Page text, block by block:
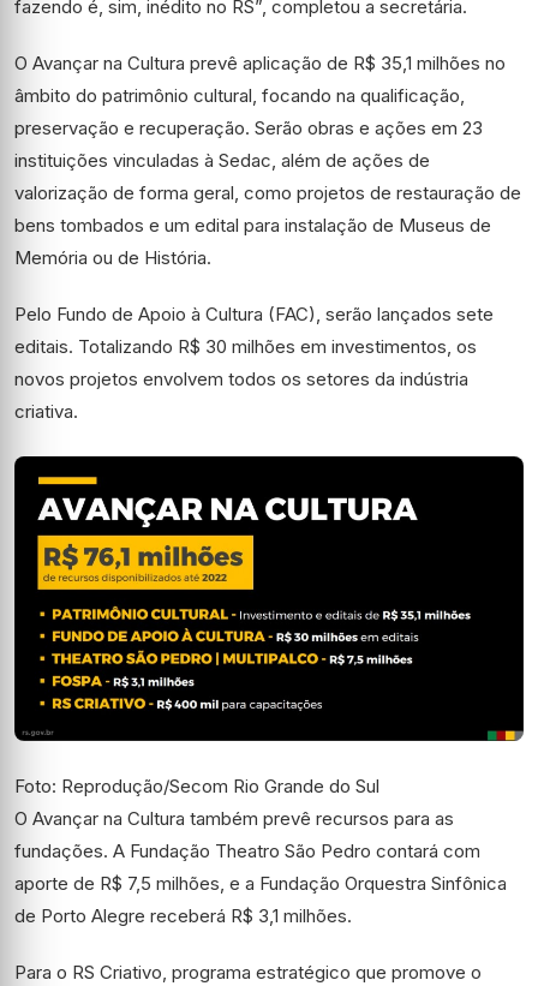
fazendo é, sim, inédito no RS”, completou a secretária.
O Avançar na Cultura prevê aplicação de R$ 35,1 milhões no
âmbito do patrimônio cultural, focando na qualificação,
preservação e recuperação. Serão obras e ações em 23
instituições vinculadas à Sedac, além de ações de
valorização de forma geral, como projetos de restauração de
bens tombados e um edital para instalação de Museus de
Memória ou de História.
Pelo Fundo de Apoio à Cultura (FAC), serão lançados sete
editais. Totalizando R$ 30 milhões em investimentos, os
novos projetos envolvem todos os setores da indústria
criativa.
Foto: Reprodução/Secom Rio Grande do Sul
O Avançar na Cultura também prevê recursos para as
fundações. A Fundação Theatro São Pedro contará com
aporte de R$ 7,5 milhões, e a Fundação Orquestra Sinfônica
de Porto Alegre receberá R$ 3,1 milhões.
Para o RS Criativo, programa estratégico que promove o